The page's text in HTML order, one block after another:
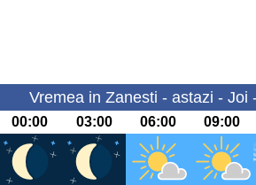
Vremea in Zanesti - astazi - Joi
00:00 03:00 06:00 09:00